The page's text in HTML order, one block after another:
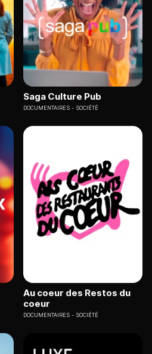
Saga Culture Pub
DOCUMENTAIRES SOCIÉTÉ
Au coeur des Restos du
coeur
DOCUMENTAIRES SOCIÉTÉ